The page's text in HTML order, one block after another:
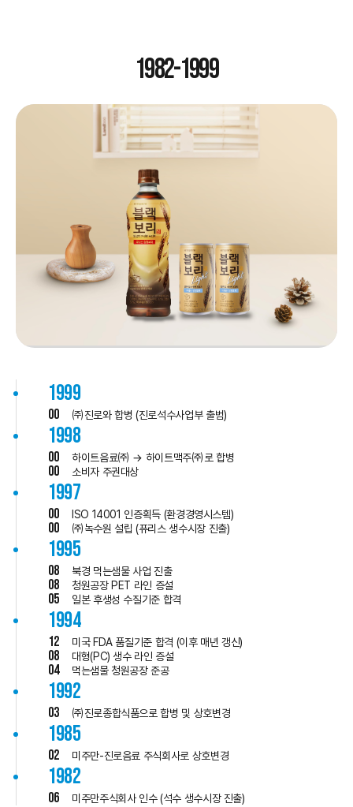
1982-1999
1999
00 ㈜진로와 합병 (진로석수사업부 출범)
1998
00 하이트음료㈜ → 하이트맥주㈜로 합병
00 소비자 주권대상
1997
00 ISO 14001 인증획득 (환경경영시스템)
00 ㈜녹수원 설립 (퓨리스 생수시장 진출)
1995
08 북경 먹는샘물 사업 진출
08 청원공장 PET 라인 증설
05 일본 후생성 수질기준 합격
1994
12 미국 FDA 품질기준 합격 (이후 매년 갱신)
08 대형(PC) 생수 라인 증설
04 먹는샘물 청원공장 준공
1992
03 ㈜진로종합식품으로 합병 및 상호변경
1985
02 미주만-진로음료 주식회사로 상호변경
1982
06 미주만주식회사 인수 (석수 생수시장 진출)